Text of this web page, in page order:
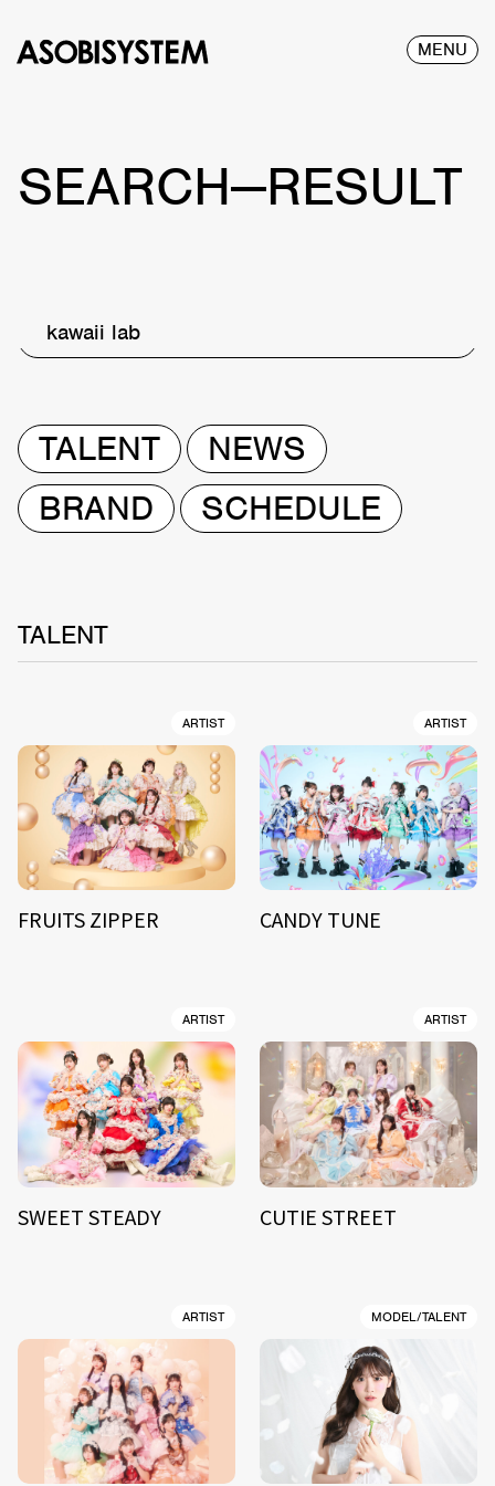
MENU
SEARCH—RESULT
kawaii lab
TALENT
NEWS
BRAND
SCHEDULE
TALENT
ARTIST
FRUITS ZIPPER
ARTIST
CANDY TUNE
ARTIST
SWEET STEADY
ARTIST
CUTIE STREET
ARTIST MODEL/TALENT